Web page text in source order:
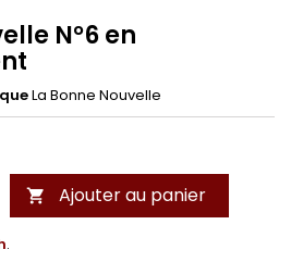
N°6 en
La Bonne Nouvelle
 Ajouter au panier
.